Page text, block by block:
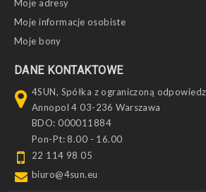
Moje adresy
Moje informacje osobiste
Moje bony
DANE KONTAKTOWE
4SUN, Spółka z ograniczoną
Annopol 4 03-236 Warszawa
BDO: 000011884
Pon-Pt: 8.00 - 16.00
22 114 98 05
biuro@4sun.eu